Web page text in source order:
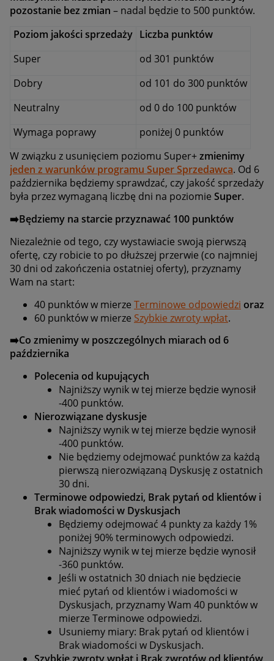
pozostanie bez zmian – nadal będzie to 500 punktów.
Poziom jakości sprzedaży Liczba punktów
Super
od 301 punktów
Dobry
od 101 do 300 punktów
Neutralny
od 0 do 100 punktów
Wymaga poprawy
poniżej 0 punktów
W związku z usunięciem poziomu Super+zmienimy
jeden z warunków programu Super Sprzedawca. Od 6
października będziemy sprawdzać, czy jakość sprzedaży
była przez wymaganą liczbę dni na poziomie Super.
➡️Będziemy na starcie przyznawać 100 punktów
Niezależnie od tego, czy wystawiacie swoją pierwszą
ofertę, czy robicie to po dłuższej przerwie (co najmniej
30 dni od zakończenia ostatniej oferty), przyznamy
Wam na start:
40 punktów w mierze Terminowe odpowiedzi oraz
60 punktów w mierze Szybkie zwroty wpłat.
➡️Co zmienimy w poszczególnych miarach od 6
października
Polecenia od kupujących
Najniższy wynik w tej mierze będzie wynosił
-400 punktów.
Nierozwiązane dyskusje
Najniższy wynik w tej mierze będzie wynosił
-400 punktów.
Nie będziemy odejmować punktów za każdą
pierwszą nierozwiązaną Dyskusję z ostatnich
30 dni.
Terminowe odpowiedzi, Brak pytań od klientów i
Brak wiadomości w Dyskusjach
Będziemy odejmować 4 punkty za każdy 1%
poniżej 90% terminowych odpowiedzi.
Najniższy wynik w tej mierze będzie wynosił
-360 punktów.
Jeśli w ostatnich 30 dniach nie będziecie
mieć pytań od klientów i wiadomości w
Dyskusjach, przyznamy Wam 40 punktów w
mierze Terminowe odpowiedzi.
Usuniemy miary: Brak pytań od klientów i
Brak wiadomości w Dyskusjach.